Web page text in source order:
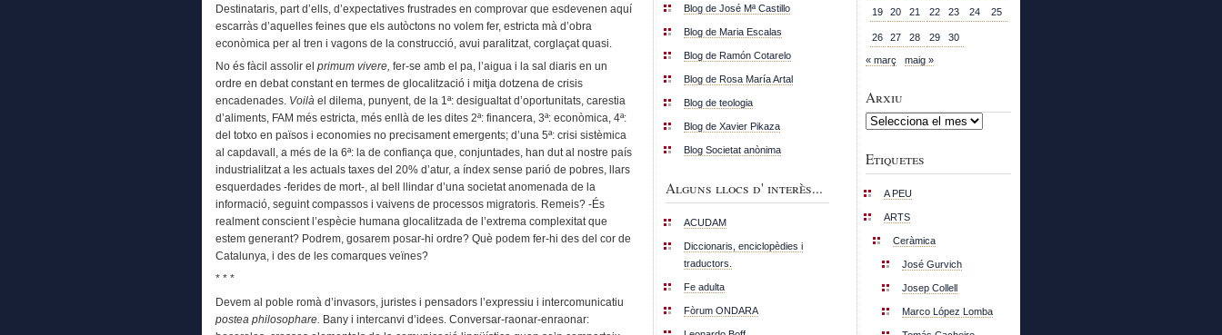
Destinataris, part d’ells, d’expectatives frustrades en comprovar que esdevenen aquí
escarràs d’aquelles feines que els autòctons no volem fer, estricta mà d’obra
econòmica per al tren i vagons de la construcció, avui paralitzat, corglaçat quasi.
No és fàcil assolir el primum vivere, fer-se amb el pa, l’aigua i la sal diaris en un
ordre en debat constant en termes de glocalització i mitja dotzena de crisis
encadenades. Voilà el dilema, punyent, de la 1ª: desigualtat d’oportunitats, carestia
d’aliments, FAM més estricta, més enllà de les dites 2ª: financera, 3ª: econòmica, 4ª:
del totxo en països i economies no precisament emergents; d’una 5ª: crisi sistèmica
al capdavall, a més de la 6ª: la de confiança que, conjuntades, han dut al nostre país
industrialitzat a les actuals taxes del 20% d’atur, a índex sense parió de pobres, llars
esquerdades -ferides de mort-, al bell llindar d’una societat anomenada de la
informació, seguint compassos i vaivens de processos migratoris. Remeis? -És
realment conscient l’espècie humana glocalitzada de l’extrema complexitat que
estem generant? Podrem, gosarem posar-hi ordre? Què podem fer-hi des del cor de
Catalunya, i des de les comarques veïnes?
* * *
Devem al poble romà d’invasors, juristes i pensadors l’expressiu i intercomunicatiu
postea philosophare. Bany i intercanvi d’idees. Conversar-raonar-enraonar:
Blog de José Mª Castillo
Blog de Maria Escalas
Blog de Ramón Cotarelo
Blog de Rosa María Artal
Blog de teologia
Blog de Xavier Pikaza
Blog Societat anònima
Alguns llocs d' interès...
ACUDAM
Diccionaris, enciclopèdies i
traductors.
Fe adulta
Fòrum ONDARA
19 20 21 22 23 24 25
26 27 28 29 30
« març maig »
Arxiu
Arxiu
Etiquetes
A PEU
ARTS
Ceràmica
José Gurvich
Josep Collell
Marco López Lomba